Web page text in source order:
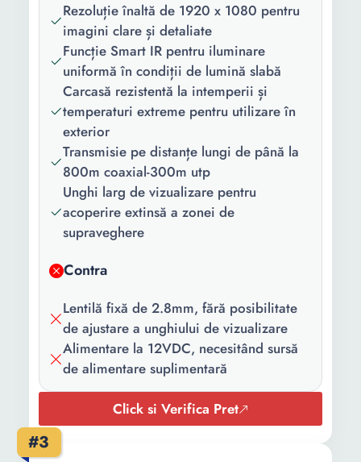
Rezoluție înaltă de 1920 x 1080 pentru
imagini clare și detaliate
Funcție Smart IR pentru iluminare
uniformă în condiții de lumină slabă
Carcasă rezistentă la intemperii și
temperaturi extreme pentru utilizare în
exterior
Transmisie pe distanțe lungi de până la
800m coaxial-300m utp
Unghi larg de vizualizare pentru
acoperire extinsă a zonei de
supraveghere
Contra
Lentilă fixă de 2.8mm, fără posibilitate
de ajustare a unghiului de vizualizare
Alimentare la 12VDC, necesitând sursă
de alimentare suplimentară
Click si Verifica Pret
#3